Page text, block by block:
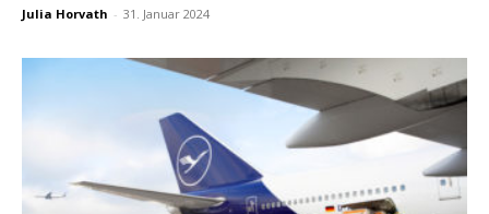
Julia Horvath - 31. Januar 2024